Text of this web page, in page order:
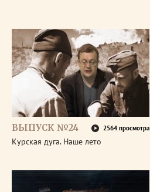
ВЫПУСК №24 2564 просмотра
Курская дуга. Наше лето